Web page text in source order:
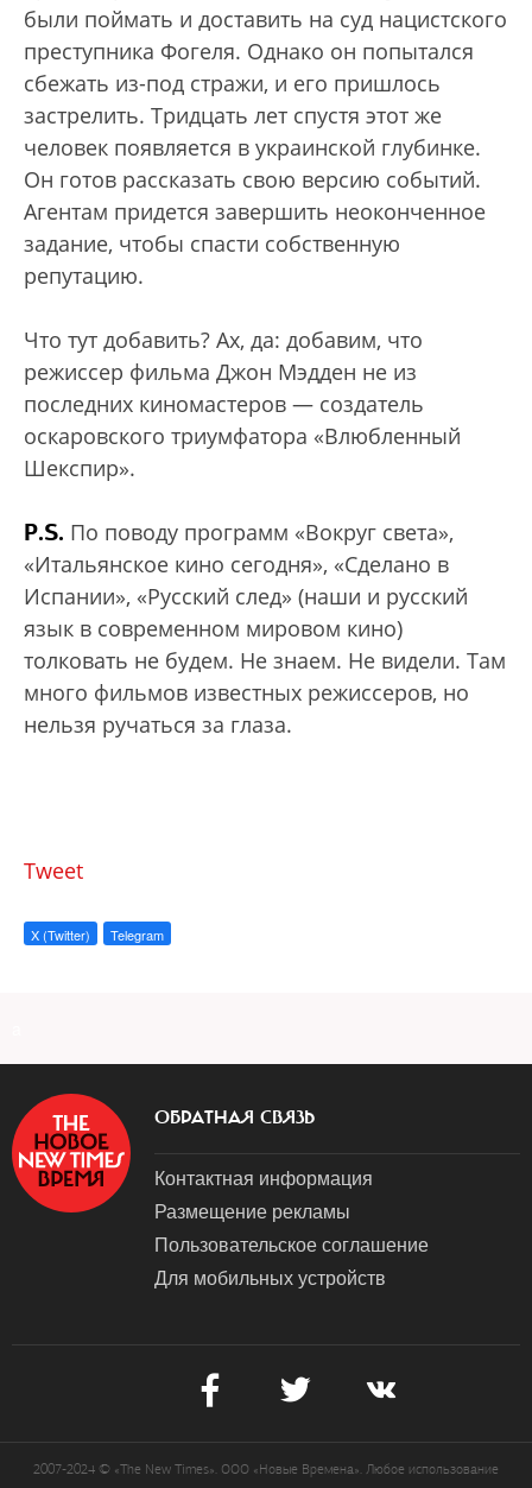
были поймать и доставить на суд нацистского
преступника Фогеля. Однако он попытался
сбежать из-под стражи, и его пришлось
застрелить. Тридцать лет спустя этот же
человек появляется в украинской глубинке.
Он готов рассказать свою версию событий.
Агентам придется завершить неоконченное
задание, чтобы спасти собственную
репутацию.
Что тут добавить? Ах, да: добавим, что
режиссер фильма Джон Мэдден не из
последних киномастеров — создатель
оскаровского триумфатора «Влюбленный
Шекспир».
P.S. По поводу программ «Вокруг света»,
«Итальянское кино сегодня», «Сделано в
Испании», «Русский след» (наши и русский
язык в современном мировом кино)
толковать не будем. Не знаем. Не видели. Там
много фильмов известных режиссеров, но
нельзя ручаться за глаза.
Tweet
X (Twitter) Telegram
ОБРАТНАЯ СВЯЗЬ
Контактная информация
Размещение рекламы
Пользовательское соглашение
Для мобильных устройств
2007-2024 © «The New Times». ООО «Новые Времена». Любое использование